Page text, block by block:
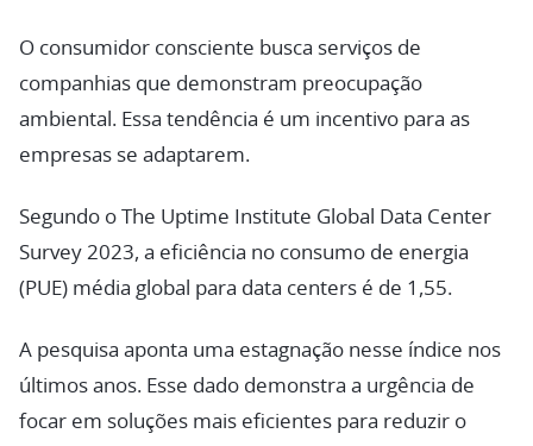
O consumidor consciente busca serviços de
companhias que demonstram preocupação
ambiental. Essa tendência é um incentivo para as
empresas se adaptarem.
Segundo o The Uptime Institute Global Data Center
Survey 2023, a eficiência no consumo de energia
(PUE) média global para data centers é de 1,55.
A pesquisa aponta uma estagnação nesse índice nos
últimos anos. Esse dado demonstra a urgência de
focar em soluções mais eficientes para reduzir o